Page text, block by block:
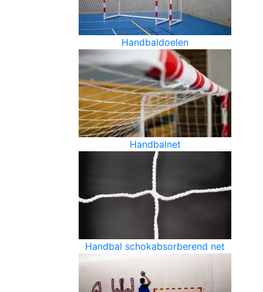
Handbaldoelen
Handbalnet
Handbal schokabsorberend net